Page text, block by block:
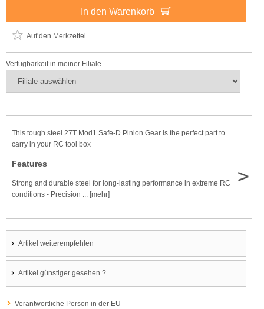
In den Warenkorb
Auf den Merkzettel
Verfügbarkeit in meiner Filiale
This tough steel 27T Mod1 Safe-D Pinion Gear is the perfect part to
carry in your RC tool box
Features
Strong and durable steel for long-lasting performance in extreme RC
conditions - Precision ... [mehr]
>
Artikel weiterempfehlen
Artikel günstiger gesehen ?
Verantwortliche Person in der EU